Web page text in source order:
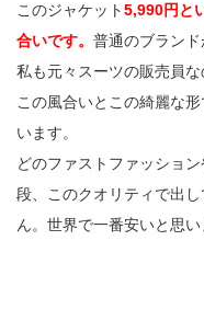
このジャケット5,990円と
合いです。 普通のブランド
私も元々スーツの販売員
この風合いとこの綺麗な
います。
どのファストファッショ
段、このクオリティで出
ん。世界で一番安いと思い